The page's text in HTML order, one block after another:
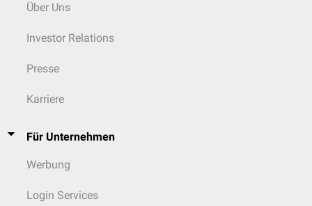
Über Uns
Investor Relations
Presse
Karriere
Für Unternehmen
Werbung
Login Services